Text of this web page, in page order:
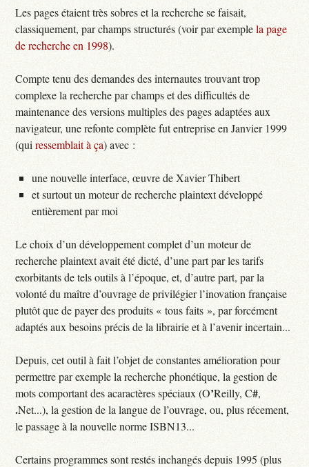
Les pages étaient très sobres et la recherche se faisait,
classiquement, par champs structurés (voir par exemplela page
de recherche en 1998).
Compte tenu des demandes des internautes trouvant trop
complexe la recherche par champs et des difficultés de
maintenance des versions multiples des pages adaptées aux
navigateur, une refonte complète fut entreprise en Janvier 1999
(quiressemblait à ça) avec :
une nouvelle interface, œuvre de Xavier Thibert
et surtout un moteur de recherche plaintext développé
entièrement par moi
Le choix d’un développement complet d’un moteur de
recherche plaintext avait été dicté, d’une part par les tarifs
exorbitants de tels outils à l’époque, et, d’autre part, par la
volonté du maître d’ouvrage de privilégier l’inovation française
plutôt que de payer des produits « tous faits », par forcément
adaptés aux besoins précis de la librairie et à l’avenir incertain...
Depuis, cet outil à fait l’objet de constantes amélioration pour
permettre par exemple la recherche phonétique, la gestion de
mots comportant des acaractères spéciaux (O’Reilly, C#,
.Net...), la gestion de la langue de l’ouvrage, ou, plus récement,
le passage à la nouvelle norme ISBN13...
Certains programmes sont restés inchangés depuis 1995 (plus